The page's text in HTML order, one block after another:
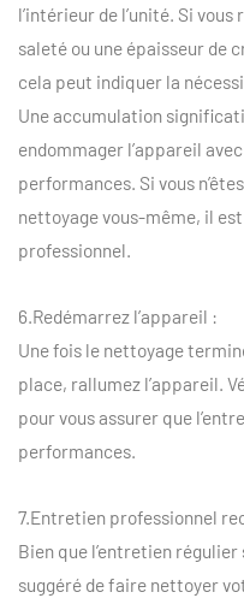
l’intérieur de l’unité. Si
saleté ou une épaisseur de
cela peut indiquer la
Une accumulation
endommager l’appareil
performances. Si vous
nettoyage vous-même, il
professionnel.
6.Redémarrez l’appareil :
Une fois le nettoyage
place, rallumez l’appareil.
pour vous assurer que
performances.
7.Entretien professionnel
Bien que l’entretien
suggéré de faire nettoyer